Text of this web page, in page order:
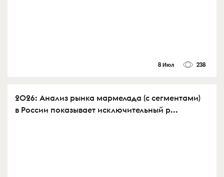
8 Июл 238
2026: Анализ рынка мармелада (с сегментами)
в России показывает исключительный р...